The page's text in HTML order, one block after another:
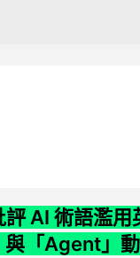
評 AI 術語濫
與「Agent」